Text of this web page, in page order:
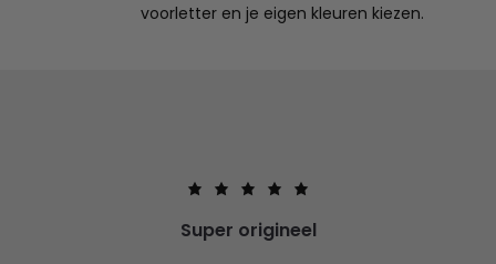
voorletter en je eigen kleuren kiezen.
Super origineel